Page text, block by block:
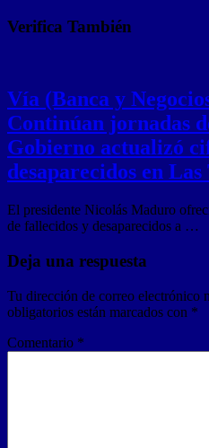
Verifica También
Vía (Banca y
Continúan jornadas
Gobierno actualizó
desaparecidos en
El presidente Nicolás Maduro
de fallecidos y desaparecidos a …
Deja una respuesta
Tu dirección de correo electrónico
obligatorios están marcados con *
Comentario *